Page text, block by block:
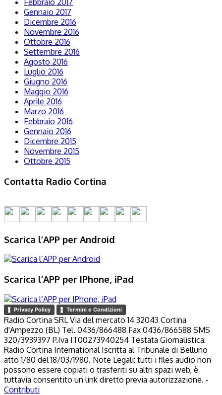
Febbraio 2017
Gennaio 2017
Dicembre 2016
Novembre 2016
Ottobre 2016
Settembre 2016
Agosto 2016
Luglio 2016
Giugno 2016
Maggio 2016
Aprile 2016
Marzo 2016
Febbraio 2016
Gennaio 2016
Dicembre 2015
Novembre 2015
Ottobre 2015
Contatta Radio Cortina
Scarica l’APP per Android
Scarica l’APP per IPhone, iPad
Privacy Policy Termini e Condizioni
Radio Cortina SRL Via del mercato 14 32043 Cortina
d'Ampezzo (BL) Tel. 0436/866488 Fax 0436/866588 SMS
320/3939397 P.Iva IT00273940254 Testata Giornalistica:
Radio Cortina International Iscritta al Tribunale di Belluno
atto 1/80 del 18/03/1980. Note Legali: tutti i files audio non
possono essere copiati o trasferiti su altri spazi web, è
tuttavia consentito un link diretto previa autorizzazione. -
Contributi